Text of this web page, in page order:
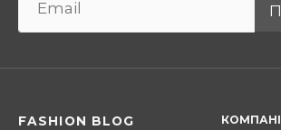
FASHION BLOG